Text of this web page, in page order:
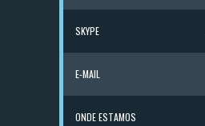
SKYPE
E-MAIL
ONDE ESTAMOS